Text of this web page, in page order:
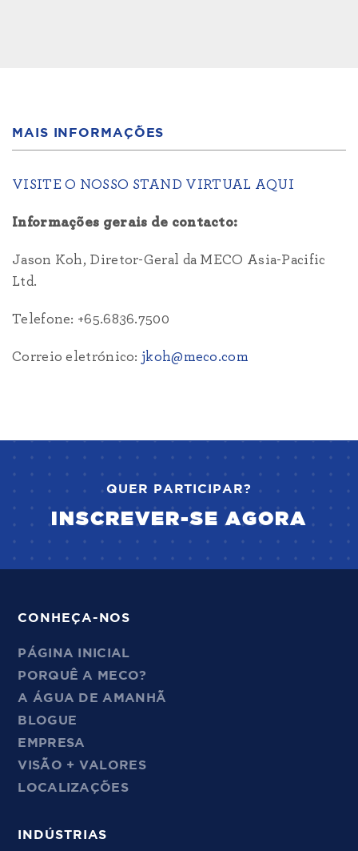
MAIS INFORMAÇÕES
VISITE O NOSSO STAND VIRTUAL AQUI
Informações gerais de contacto:
Jason Koh, Diretor-Geral da MECO Asia-Pacific
Ltd.
Telefone: +65.6836.7500
Correio eletrónico:jkoh@meco.com
QUER PARTICIPAR?
INSCREVER-SE AGORA
CONHEÇA-NOS
PÁGINA INICIAL
PORQUÊ A MECO?
A ÁGUA DE AMANHÃ
BLOGUE
EMPRESA
VISÃO + VALORES
LOCALIZAÇÕES
INDÚSTRIAS